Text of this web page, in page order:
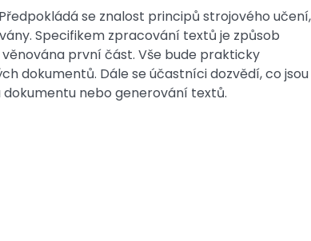
se znalost principů strojového učení,
Specifikem zpracování textů je způsob
první část. Vše bude prakticky
dokumentů. Dále se účastníci dozvědí, co jsou
nebo generování textů.